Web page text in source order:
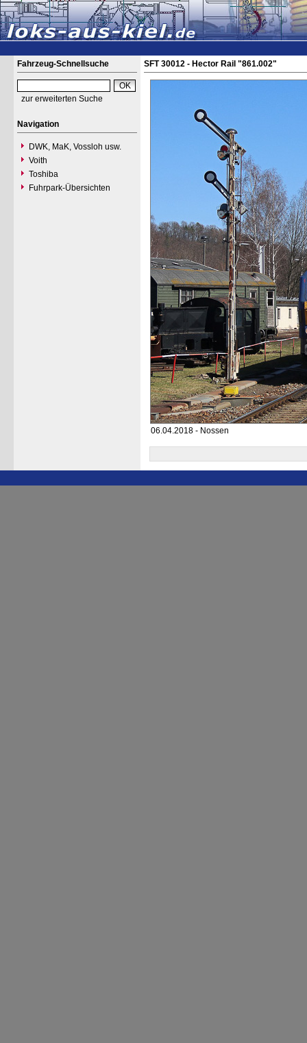
Fahrzeug-Schnellsuche
zur erweiterten Suche
Navigation
DWK, MaK, Vossloh usw.
Voith
Toshiba
Fuhrpark-Übersichten
SFT 30012 - Hector Rail "861.002"
06.04.2018 - Nossen